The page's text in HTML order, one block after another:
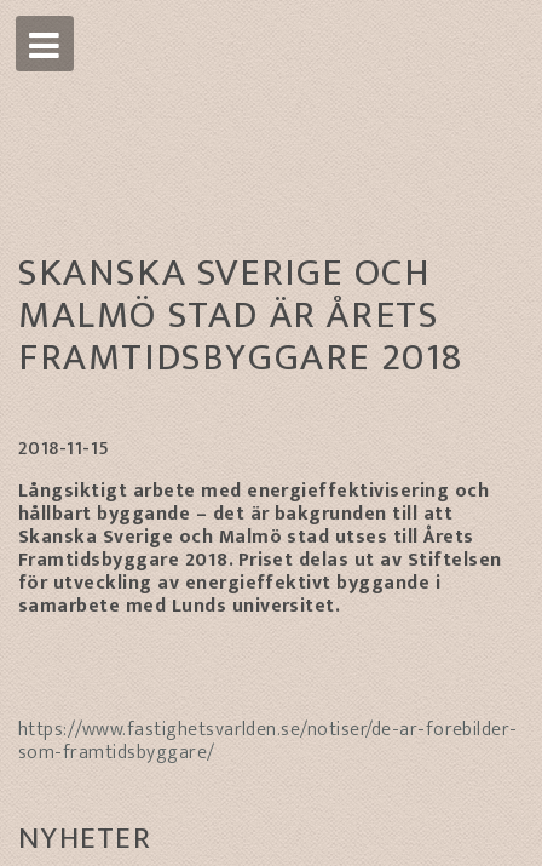
SKANSKA SVERIGE OCH
MALMÖ STAD ÄR ÅRETS
FRAMTIDSBYGGARE 2018
2018-11-15
Långsiktigt arbete med energieffektivisering och
hållbart byggande – det är bakgrunden till att
Skanska Sverige och Malmö stad utses till Årets
Framtidsbyggare 2018. Priset delas ut av Stiftelsen
för utveckling av energieffektivt byggande i
samarbete med Lunds universitet.
https://www.fastighetsvarlden.se/notiser/de-ar-forebilder-
som-framtidsbyggare/
NYHETER